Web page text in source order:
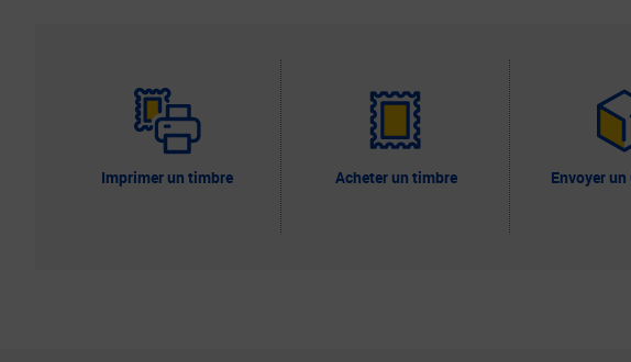
Imprimer un timbre Acheter un timbre Envoyer